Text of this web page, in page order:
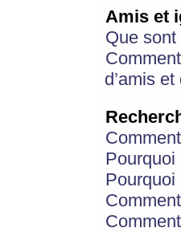
Amis et
Que sont
d’amis et
Pourquoi
Pourquoi